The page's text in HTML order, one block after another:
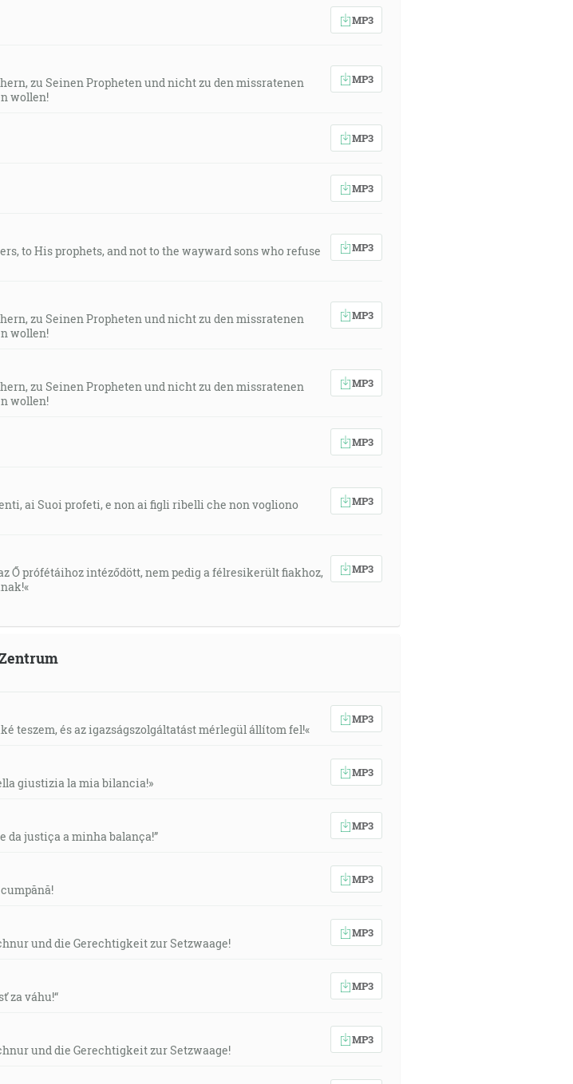
MP3
zu Seinen Propheten und nicht zu den missratenen
wollen!
MP3
MP3
MP3
to His prophets, and not to the wayward sons who refuse
MP3
zu Seinen Propheten und nicht zu den missratenen
wollen!
MP3
zu Seinen Propheten und nicht zu den missratenen
wollen!
MP3
MP3
ai Suoi profeti, e non ai figli ribelli che non vogliono
MP3
Ő prófétáihoz intéződött, nem pedig a félresikerült fiakhoz,
MP3
teszem, és az igazságszolgáltatást mérlegül állítom fel!«
MP3
giustizia la mia bilancia!»
MP3
da justiça a minha balança!”
MP3
MP3
und die Gerechtigkeit zur Setzwaage!
MP3
za váhu!“
MP3
und die Gerechtigkeit zur Setzwaage!
MP3